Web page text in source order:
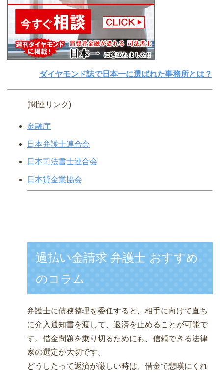
ダイヤモンド誌で日本一に選ばれた事務所とは？
(関連リンク)
金融庁
日本弁護士連合会
日本司法書士連合会
日本貸金業協会
過払い金請求 弁護士 おすすめ
のコラム
弁護士に債務整理を委任すると、相手に向けて直ち
に介入通知書を渡して、返済を止めることが可能で
す。借金問題を乗り切るためにも、信頼できる法律
家の選定が大切です。
どうしたって返済が厳しい時は、借金で悲嘆にくれ